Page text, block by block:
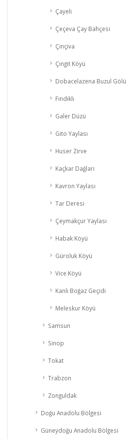
Çayeli
Çeçeva Çay Bahçesi
Çinçiva
Çingit Köyü
Dobacelazena Buzul Gölü
Fındıklı
Galer Düzü
Gito Yaylası
Huser Zirve
Kaçkar Dağları
Kavron Yaylası
Tar Deresi
Çeymakçur Yaylası
Habak Köyü
Güroluk Köyü
Vice Köyü
Kanlı Boğaz Geçidi
Meleskur Köyü
Samsun
Sinop
Tokat
Trabzon
Zonguldak
Doğu Anadolu Bölgesi
Güneydoğu Anadolu Bölgesi